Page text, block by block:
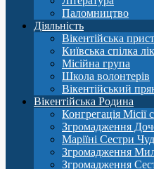
Паломництво
Діяльність
Вікентійська
Київська спілка
Місійна група
Школа волонтерів
Вікентійський
Вікентійська Родина
Конгрегація Місії
Згромадження
Маріїні Сестри
Згромадження
Згромадження